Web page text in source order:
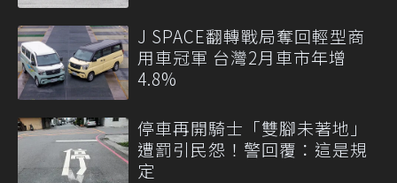
J SPACE翻轉戰局奪回輕型商
用車冠軍 台灣2月車市年增
4.8%
停車再開騎士「雙腳未著地」
遭罰引民怨！警回覆：這是規
定